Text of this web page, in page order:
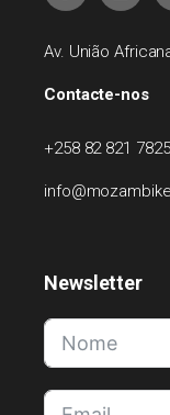
Av. União
Contacte-nos
+258 82 821 7825
Newsletter